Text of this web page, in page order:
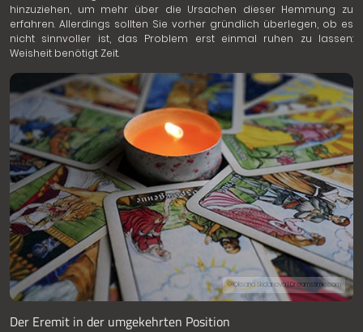
hinzuziehen, um mehr über die Ursachen dieser Hemmung zu
erfahren. Allerdings sollten Sie vorher gründlich überlegen, ob es
nicht sinnvoller ist, das Problem erst einmal ruhen zu lassen:
Weisheit benötigt Zeit.
© Oksana Skidanova | Dreamstime.com
Der Eremit in der umgekehrten Position